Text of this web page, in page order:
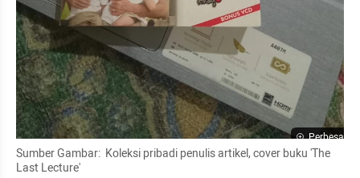
Perbesar
Sumber Gambar:  Koleksi pribadi penulis artikel, cover buku 'The
Last Lecture'